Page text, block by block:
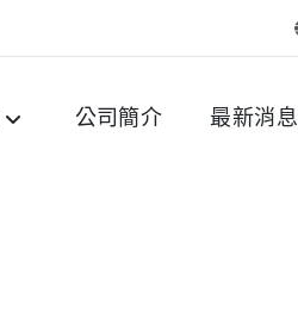
公司簡介 最新消息